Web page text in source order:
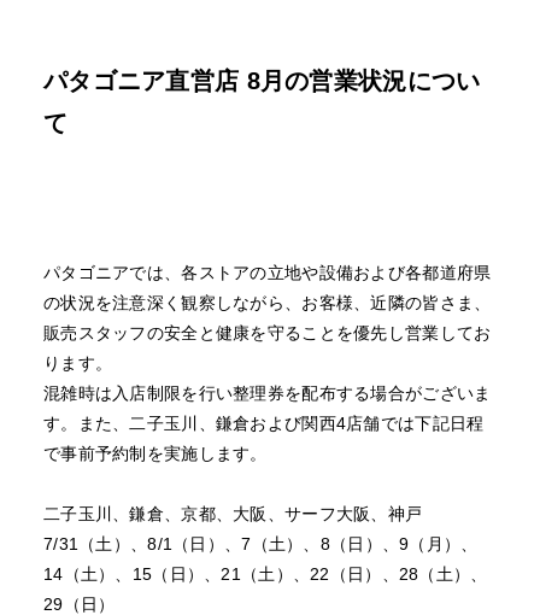
パタゴニア直営店 8月の営業状況につい
て
パタゴニアでは、各ストアの立地や設備および各都道府県
の状況を注意深く観察しながら、お客様、近隣の皆さま、
販売スタッフの安全と健康を守ることを優先し営業してお
ります。
混雑時は入店制限を行い整理券を配布する場合がございま
す。また、二子玉川、鎌倉および関西4店舗では下記日程
で事前予約制を実施します。
二子玉川、鎌倉、京都、大阪、サーフ大阪、神戸
7/31（土）、8/1（日）、7（土）、8（日）、9（月）、
14（土）、15（日）、21（土）、22（日）、28（土）、
29（日）